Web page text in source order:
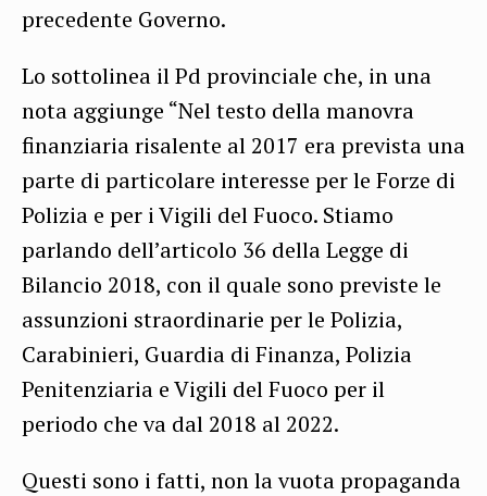
precedente Governo.
Lo sottolinea il Pd provinciale che, in una
nota aggiunge “Nel testo della manovra
finanziaria risalente al 2017 era prevista una
parte di particolare interesse per le Forze di
Polizia e per i Vigili del Fuoco. Stiamo
parlando dell’articolo 36 della Legge di
Bilancio 2018, con il quale sono previste le
assunzioni straordinarie per le Polizia,
Carabinieri, Guardia di Finanza, Polizia
Penitenziaria e Vigili del Fuoco per il
periodo che va dal 2018 al 2022.
Questi sono i fatti, non la vuota propaganda